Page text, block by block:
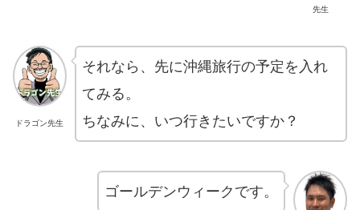
先生
ドラゴン先生
それなら、先に沖縄旅行の予定を入れ
てみる。
ちなみに、いつ行きたいですか？
ゴールデンウィークです。